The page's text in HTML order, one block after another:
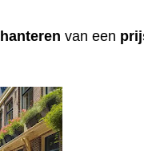
hanteren van een